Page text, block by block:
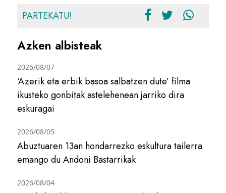
PARTEKATU!
Azken albisteak
‘Azerik eta erbik basoa salbatzen dute’ filma
ikusteko gonbitak astelehenean jarriko dira
eskuragai
2026/08/07
Abuztuaren 13an hondarrezko eskultura tailerra
emango du Andoni Bastarrikak
2026/08/05
2026/08/04